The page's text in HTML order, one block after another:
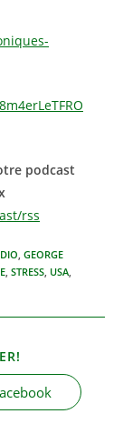
podcast
rss
, GEORGE
, STRESS, USA,
CONTENU
Ouvrir
dans